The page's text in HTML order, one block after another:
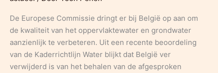
De Europese Commissie dringt er bij België op aan om
de kwaliteit van het oppervlaktewater en grondwater
aanzienlijk te verbeteren. Uit een recente beoordeling
van de Kaderrichtlijn Water blijkt dat België ver
verwijderd is van het behalen van de afgesproken